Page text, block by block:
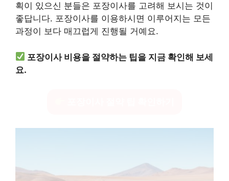
획이 있으신 분들은 포장이사를 고려해 보시는 것이
좋답니다. 포장이사를 이용하시면 이루어지는 모든
과정이 보다 매끄럽게 진행될 거예요.
포장이사 비용을 절약하는 팁을 지금 확인해 보세
요.